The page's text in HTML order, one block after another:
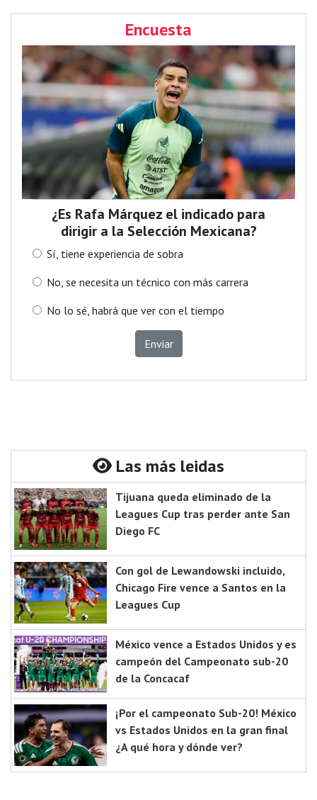
Encuesta
¿Es Rafa Márquez el indicado para
dirigir a la Selección Mexicana?
Sí, tiene experiencia de sobra
No, se necesita un técnico con más carrera
No lo sé, habrá que ver con el tiempo
Enviar
Las más leidas
Tijuana queda eliminado de la
Leagues Cup tras perder ante San
Diego FC
Con gol de Lewandowski incluido,
Chicago Fire vence a Santos en la
Leagues Cup
México vence a Estados Unidos y es
campeón del Campeonato sub-20
de la Concacaf
¡Por el campeonato Sub-20! México
vs Estados Unidos en la gran final
¿A qué hora y dónde ver?